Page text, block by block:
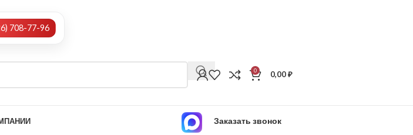
708-77-96
0 0,00₽
Заказать звонок